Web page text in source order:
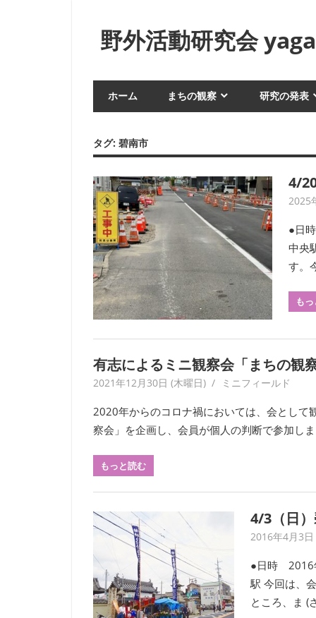
野外活動研究会
近
な
や
俗
を
フ
ィ
ー
ル
ド
ワ
ー
ク
に
よ
り
記
録・
採
集
す
る
動
け
て
い
ホーム まちの観察 研究の発表
タグ: 碧南市
4/
2025
●日
中央
す。
も
有志によるミニ観察会「まちの観
2021年12月30日 (木曜日) yagaiken
ミニフィールド
2020年からのコロナ禍においては、会として
察会」を企画し、会員が個⼈の判断で参加し
もっと読む
4/3（日
2016年4月3日
●日時 2016
駅 今回は、
ところ、ま (